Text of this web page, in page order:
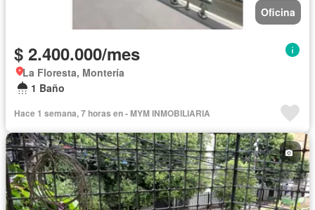
Oficina
$ 2.400.000/mes
La Floresta, Montería
1 Baño
Hace 1 semana, 7 horas en - MYM INMOBILIARIA